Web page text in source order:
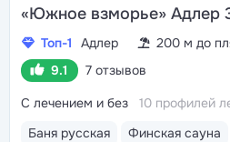
«Южное взморье» Адлер
Топ-1 Адлер
200 м до
9.1
7 отзывов
Баня русская Финская сауна
С лечением и без 10 профилей